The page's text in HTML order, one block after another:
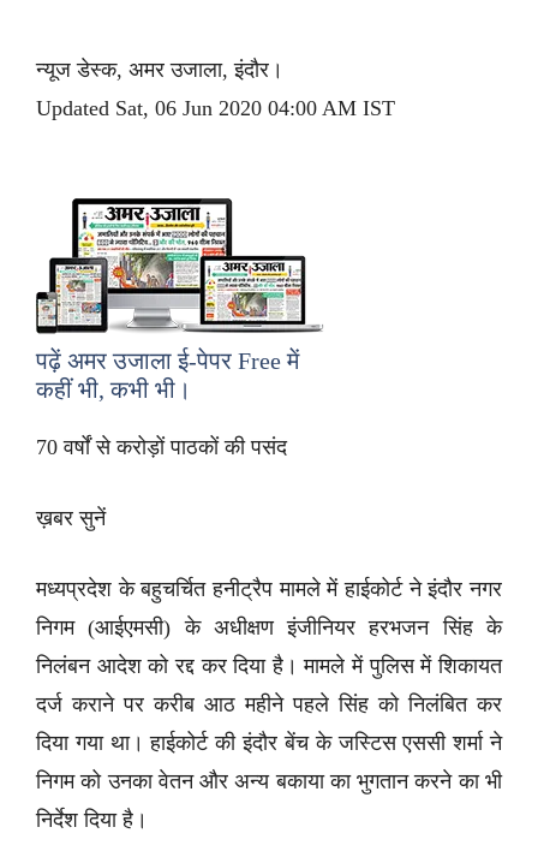
न्यूज डेस्क, अमर उजाला, इंदौर।
Updated Sat, 06 Jun 2020 04:00 AM IST
पढ़ें अमर उजाला ई-पेपर Freeमें
कहीं भी, कभी भी।
70 वर्षों से करोड़ों पाठकों की पसंद
ख़बर सुनें
मध्यप्रदेश के बहुचर्चित हनीट्रैप मामले में हाईकोर्ट ने इंदौर नगर
निगम (आईएमसी) के अधीक्षण इंजीनियर हरभजन सिंह के
निलंबन आदेश को रद्द कर दिया है। मामले में पुलिस में शिकायत
दर्ज कराने पर करीब आठ महीने पहले सिंह को निलंबित कर
दिया गया था। हाईकोर्ट की इंदौर बेंच के जस्टिस एससी शर्मा ने
निगम को उनका वेतन और अन्य बकाया का भुगतान करने का भी
निर्देश दिया है।